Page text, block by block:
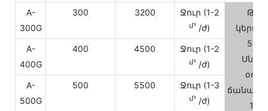
A-
300G
300 3200 Ջուր (1-2
մ³ /ժ)
50-
16-
A-
400G
400 4500 Ջուր (1-2
մ³ /ժ)
A-
500G
500 5500 Ջուր (1-3
մ³ /ժ)